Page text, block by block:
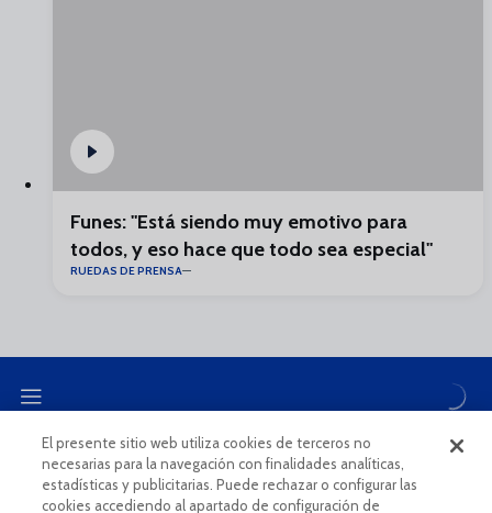
Funes: "Está siendo muy emotivo para
todos, y eso hace que todo sea especial"
RUEDAS DE PRENSA
CANAL ÉTICO
El presente sitio web utiliza cookies de terceros no
necesarias para la navegación con finalidades analíticas,
estadísticas y publicitarias. Puede rechazar o configurar las
cookies accediendo al apartado de configuración de